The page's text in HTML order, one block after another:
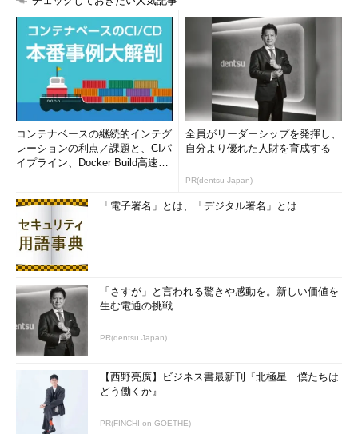
コンテナベースの継続的インテグ
レーションの利点／課題と、CIパ
イプライン、Docker Build高速化
全員がリーダーシップを発揮し、
自分より優れた人財を育成する
PR(dentsu Japan)
「電子署名」とは、「デジタル署名」とは
「さすが」と言われる驚きや感動を。新しい価値を
生む電通の挑戦
PR(dentsu Japan)
【西野亮廣】ビジネス書最新刊『北極星 僕たちは
どう働くか』
PR(FINCHI on GOETHE)